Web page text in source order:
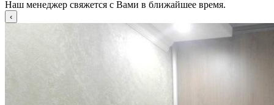
Наш менеджер свяжется с Вами в ближайшее время.